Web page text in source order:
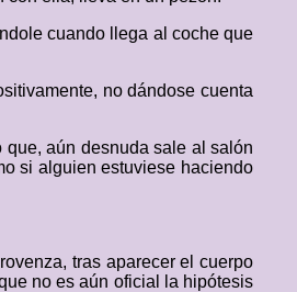
cuando llega al coche que
no dándose cuenta
aún desnuda sale al salón
si alguien estuviese haciendo
tras aparecer el cuerpo
no es aún oficial la hipótesis